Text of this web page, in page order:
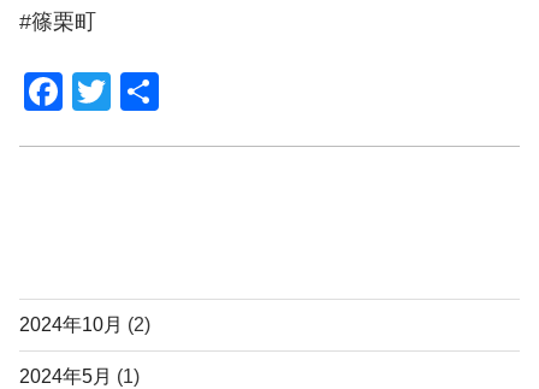
#篠栗町
F
o
k
T
2024年10月 (2)
2024年5月 (1)